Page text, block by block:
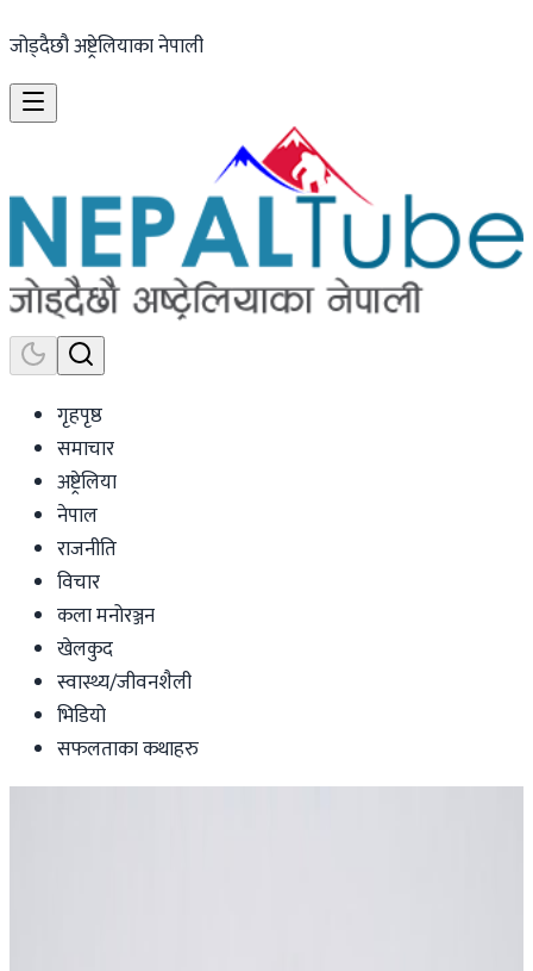
जोड्दैछौ अष्ट्रेलियाका नेपाली
गृहपृष्ठ
समाचार
अष्ट्रेलिया
नेपाल
राजनीति
विचार
कला मनोरञ्जन
खेलकुद
स्वास्थ्य/जीवनशैली
भिडियो
सफलताका कथाहरु